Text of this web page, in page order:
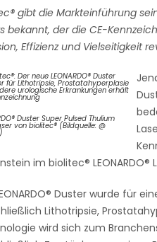
gibt die Markteinführung
bekannt, der die CE-
Effizienz und Vielseitigkeit
Duster Super Pulsed Thulium
von biolitec® (Bildquelle: @
im biolitec® LEONARDO®
Duster wurde für
Lithotripsie,
wird sich zum